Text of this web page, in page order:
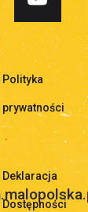
Polityka
prywatności
.
Deklaracja
Dostępności